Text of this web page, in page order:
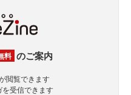
料 のご案内
閲覧できます
を受信できます